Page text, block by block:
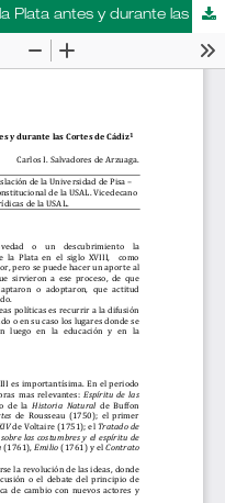
Las Ideas Políticas en el Rio de la Plata antes y durante las Cortes de Cádiz